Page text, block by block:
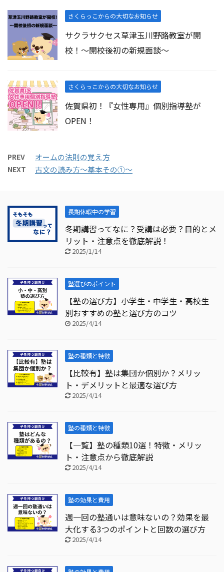
さくらっこからの大切なお知らせ
サクラサクセス草津玉川野路教室が開
校！～開校後初の新規面談～
さくらっこからの大切なお知らせ
佐賀県初！『女性専用』個別指導塾が
OPEN！
PREV オームの法則の覚え方
NEXT 古文の読み方～基本その①～
長期休暇中の学習
冬期講習ってなに？受講は必要？目的とメ
リット・注意点を徹底解説！
2025/1/14
塾選びのポイント
【塾の選び方】小学生・中学生・高校生
別おすすめの塾と選び方のコツ
2025/4/14
塾の種類と特徴
【比較有】塾は集団か個別か？メリッ
ト・デメリットと最適な選び方
2025/4/14
塾の種類と特徴
【一覧】塾の種類10選！特徴・メリッ
ト・注意点から徹底解説
2025/4/14
塾の効果と費用
週一回の塾通いは意味ないの？効果を最
大化する3つのポイントと回数の選び方
2025/4/14